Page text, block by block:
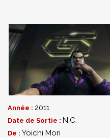
Année : 2011
Date de Sortie : N.C.
De : Yoichi Mori